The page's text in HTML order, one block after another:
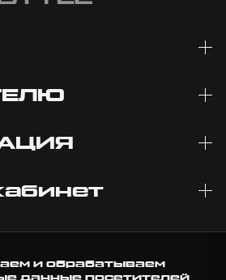
и обрабатываем
данные посетителей